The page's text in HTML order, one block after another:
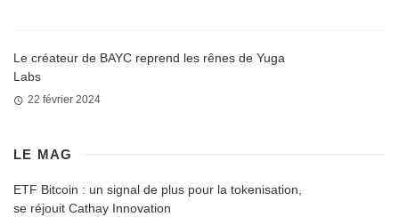
Le créateur de BAYC reprend les rênes de Yuga
Labs
22 février 2024
LE MAG
ETF Bitcoin : un signal de plus pour la tokenisation,
se réjouit Cathay Innovation